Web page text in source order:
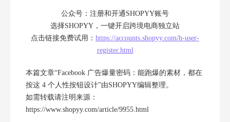
公众号：注册和开通SHOPYY账号
选择SHOPYY，一键开启跨境电商独立站
点击链接免费试用： https://accounts.shopyy.com/h-user-
register.html
本篇文章“Facebook 广告爆量密码：能跑爆的素材，都在
按这 4 个人性按钮设计”由SHOPYY编辑整理。
如需转载请注明来源：
https://www.shopyy.com/article/9955.html